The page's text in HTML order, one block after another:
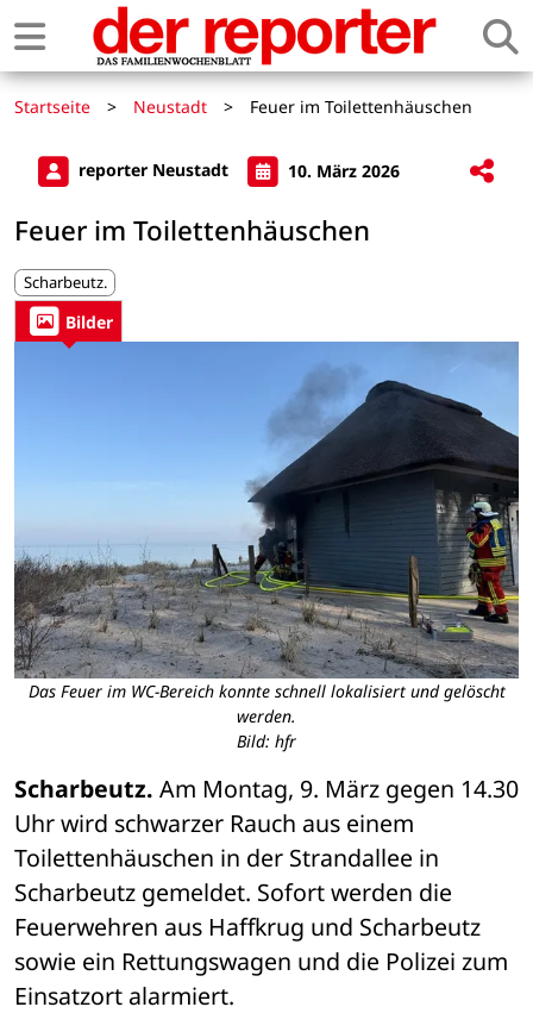
Startseite > Neustadt > Feuer im Toilettenhäuschen
reporter Neustadt 10. März 2026
Feuer im Toilettenhäuschen
Scharbeutz.
Bilder
Das Feuer im WC-Bereich konnte schnell lokalisiert und gelöscht
werden.
Bild: hfr
Scharbeutz. Am Montag, 9. März gegen 14.30
Uhr wird schwarzer Rauch aus einem
Toilettenhäuschen in der Strandallee in
Scharbeutz gemeldet. Sofort werden die
Feuerwehren aus Haffkrug und Scharbeutz
sowie ein Rettungswagen und die Polizei zum
Einsatzort alarmiert.